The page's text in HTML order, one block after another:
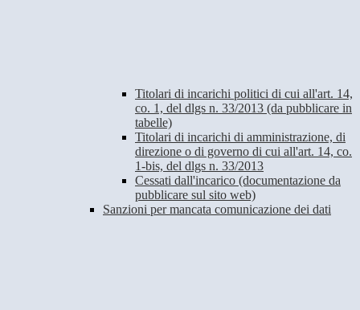
Titolari di incarichi politici di cui all'art. 14,
co. 1, del dlgs n. 33/2013 (da pubblicare in
tabelle)
Titolari di incarichi di amministrazione, di
direzione o di governo di cui all'art. 14, co.
1-bis, del dlgs n. 33/2013
Cessati dall'incarico (documentazione da
pubblicare sul sito web)
Sanzioni per mancata comunicazione dei dati